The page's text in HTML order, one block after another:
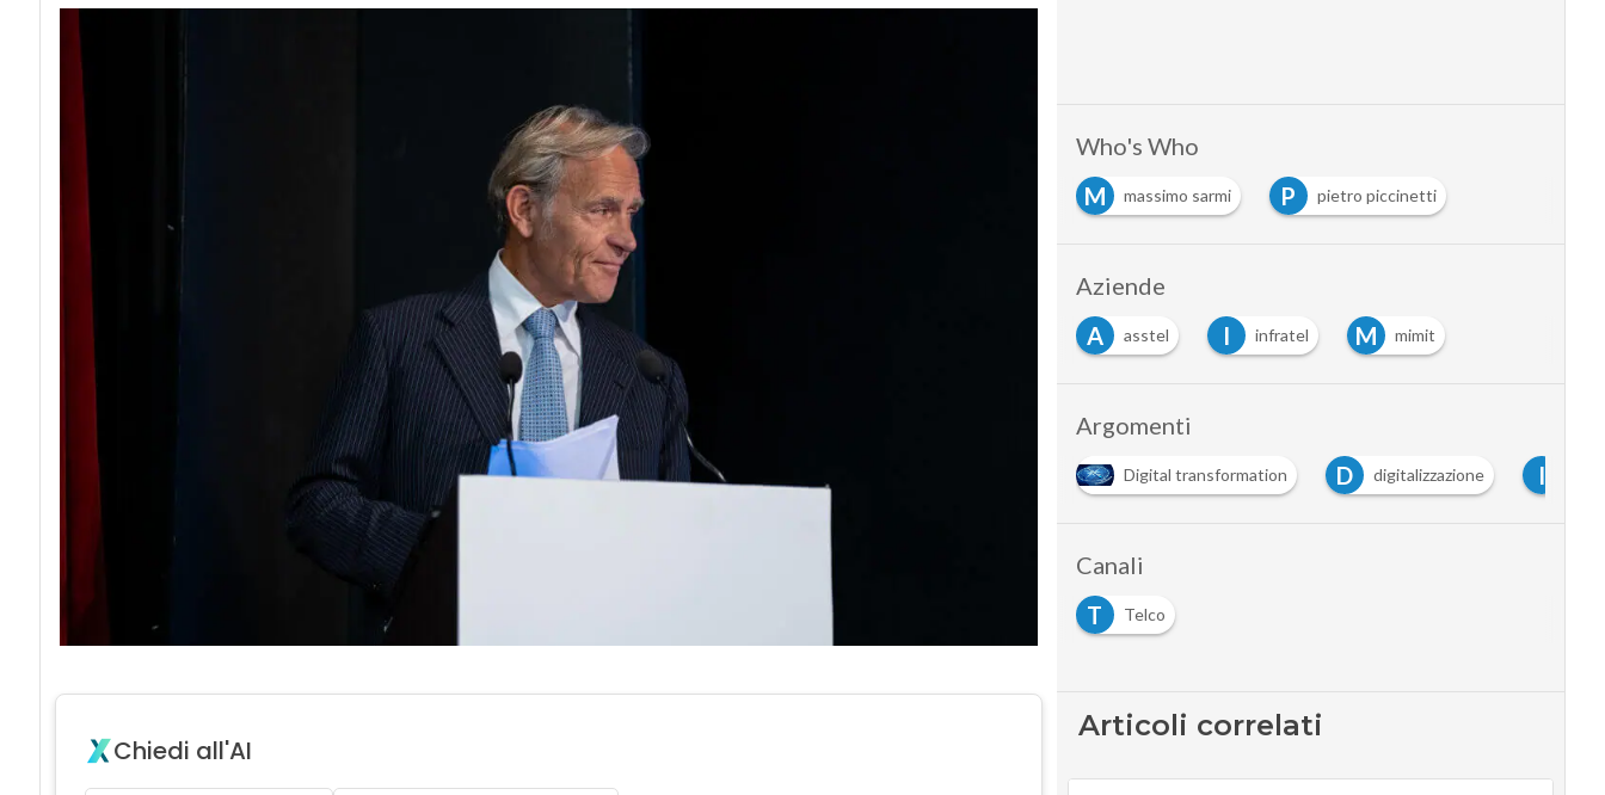
Chiedi all'AI
Who's Who
M
massimo sarmi P pietro piccinetti
Aziende
A
asstel I infratel M mimit
Argomenti
Digital transformation D digitalizzazione I
Canali
T
Telco
Articoli correlati